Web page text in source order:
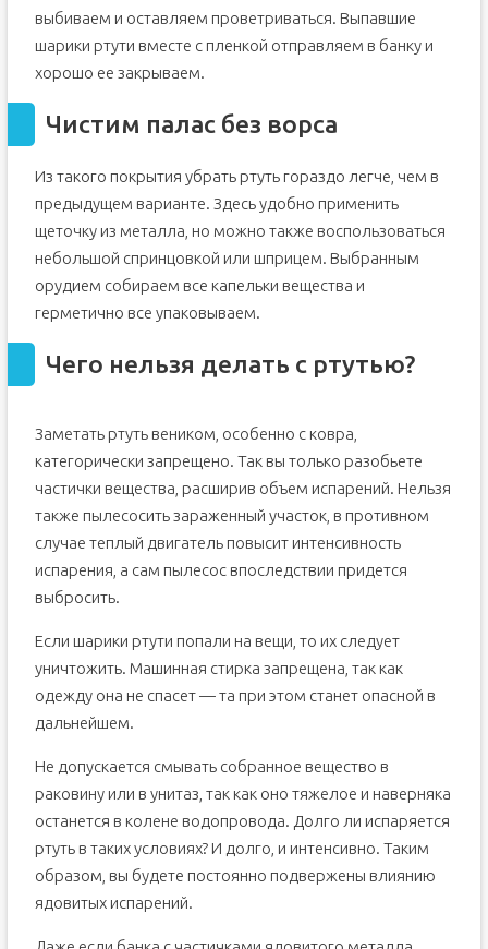
выбиваем и оставляем проветриваться. Выпавшие
шарики ртути вместе с пленкой отправляем в банку и
хорошо ее закрываем.
Чистим палас без ворса
Из такого покрытия убрать ртуть гораздо легче, чем в
предыдущем варианте. Здесь удобно применить
щеточку из металла, но можно также воспользоваться
небольшой спринцовкой или шприцем. Выбранным
орудием собираем все капельки вещества и
герметично все упаковываем.
Чего нельзя делать с ртутью?
Заметать ртуть веником, особенно с ковра,
категорически запрещено. Так вы только разобьете
частички вещества, расширив объем испарений. Нельзя
также пылесосить зараженный участок, в противном
случае теплый двигатель повысит интенсивность
испарения, а сам пылесос впоследствии придется
выбросить.
Если шарики ртути попали на вещи, то их следует
уничтожить. Машинная стирка запрещена, так как
одежду она не спасет — та при этом станет опасной в
дальнейшем.
Не допускается смывать собранное вещество в
раковину или в унитаз, так как оно тяжелое и наверняка
останется в колене водопровода. Долго ли испаряется
ртуть в таких условиях? И долго, и интенсивно. Таким
образом, вы будете постоянно подвержены влиянию
ядовитых испарений.